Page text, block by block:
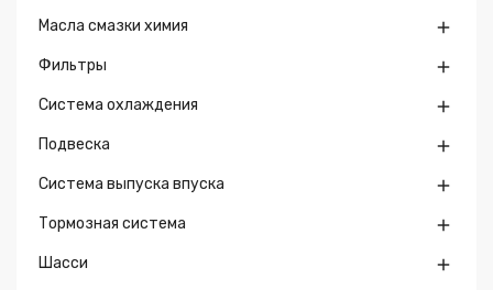
Масла смазки химия 
Фильтры 
Система охлаждения 
Подвеска 
Система выпуска впуска 
Тормозная система 
Шасси 